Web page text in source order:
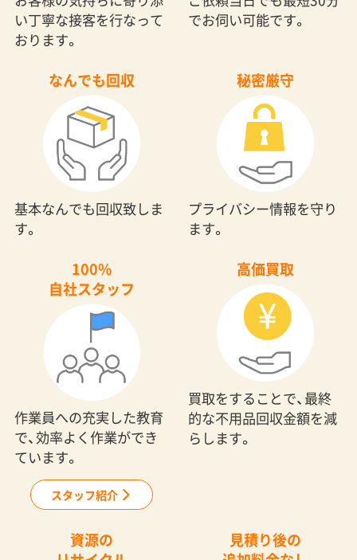
基本なんでも回収致しま
プライバシー情報を守り
100%
自社スタッフ
作業員への充実した教育
で、効率よく作業ができ
ています。
スタッフ紹介
高価買取
買取をすることで、最終
的な不用品回収金額を減
らします。
資源の
リサイクル
リサイクルで環境保全や
見積り後の
追加料金なし
料金確定後の追加料金は